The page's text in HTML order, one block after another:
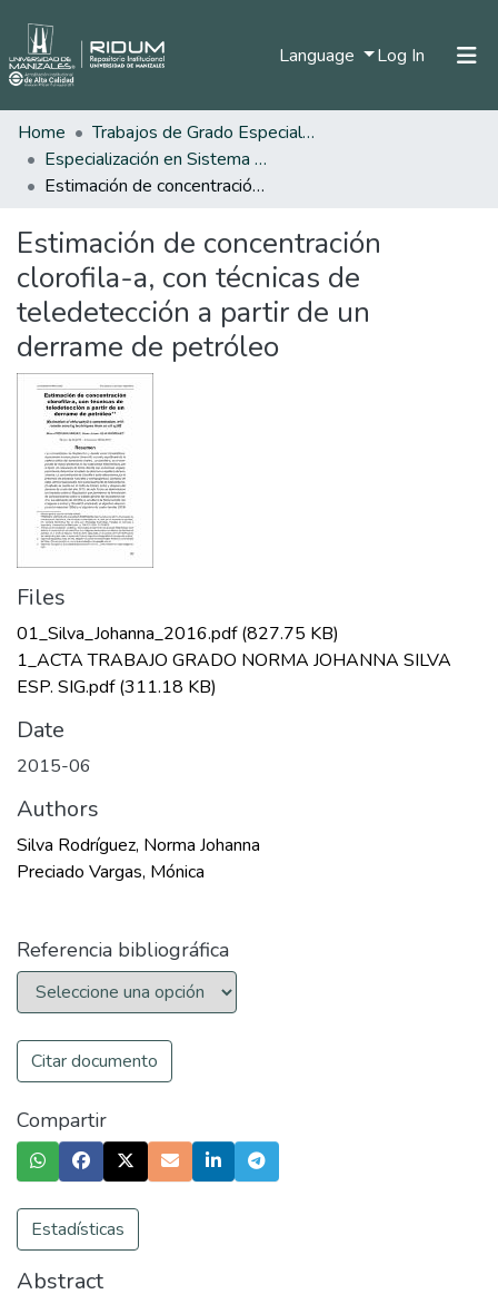
Language Log In (current)
Home
Trabajos de Grado Especializaciones
Especialización en Sistema de Información Geográfica
Estimación de concentración clorofila-a, con técnicas de teledetección a partir de un derrame de petróleo
Estimación de concentración
clorofila-a, con técnicas de
teledetección a partir de un
derrame de petróleo
Files
01_Silva_Johanna_2016.pdf(827.75 KB)
1_ACTA TRABAJO GRADO NORMA JOHANNA SILVA
ESP. SIG.pdf(311.18 KB)
Date
2015-06
Authors
Silva Rodríguez, Norma Johanna
Preciado Vargas, Mónica
Referencia bibliográfica
Citar documento
Compartir
Estadísticas
Abstract